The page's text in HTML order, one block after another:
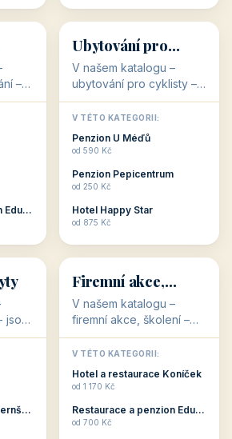
–
Restaurace a penzion Eduard
🚴 32 objektů
Ubytování pro
cyklisty
V našem katalogu –
ubytování pro cyklisty –
jsou pro Vás připraveny
objekty, které jsou na
milovníky cykloturistiky
připraveny. Většinou mají
V TÉTO KATEGORII:
Penzion U Méďů
od 590 Kč
Penzion Pepicentrum
od 250 Kč
Hotel Happy Star
od 875 Kč
jsou
a
Šikland u Zvole nad Pernštejnem
💼
💼
31 objektů
Firemní akce,
školení
V našem katalogu –
firemní akce, školení –
jsou pro Vás připraveny
objekty, které mají
zkušenosti pořádat i
menší firemní akce a
ob...
V TÉTO KATEGORII:
Hotel a restaurace Koníček
od 1 170 Kč
Restaurace a penzion Eduard
od 700 Kč